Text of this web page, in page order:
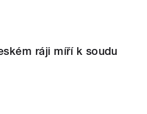
ráji míří k soudu